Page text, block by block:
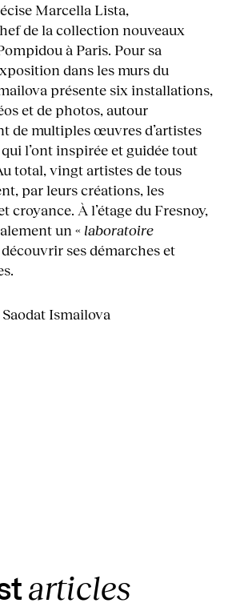
Marcella Lista,
de la collection nouveaux
à Paris. Pour sa
dans les murs du
présente six installations,
et de photos, autour
de multiples œuvres d’artistes
l’ont inspirée et guidée tout
total, vingt artistes de tous
par leurs créations, les
croyance. À l’étage du Fresnoy,
un « laboratoire
ses démarches et
Ismailova
articles